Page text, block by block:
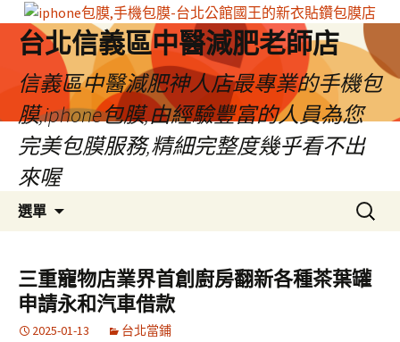
台北信義區中醫減肥老師店
信義區中醫減肥神人店最專業的手機包
膜,iphone包膜,由經驗豐富的人員為您
完美包膜服務,精細完整度幾乎看不出
來喔
選單
容
區
搜
尋
鍵
字:
三重寵物店業界首創廚房翻新各種茶葉罐
申請永和汽車借款
2025-01-13 台北當鋪